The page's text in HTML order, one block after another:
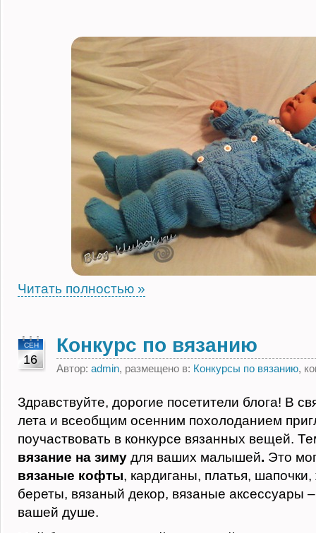
Читать полностью »
СЕН
16
Конкурс по вязанию
Автор: admin, размещено в: Конкурсы по вязанию,
Здравствуйте, дорогие посетители блога! В
лета и всеобщим осенним похолоданием
поучаствовать в конкурсе вязанных вещей.
вязание на зиму для ваших малышей. Это
вязаные кофты, кардиганы, платья, шапочки,
береты, вязаный декор, вязаные аксессуары
вашей душе.